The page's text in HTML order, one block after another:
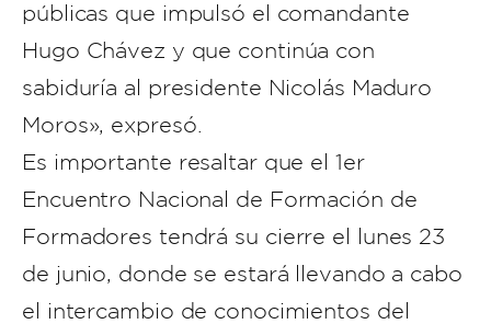
públicas que impulsó el comandante
Hugo Chávez y que continúa con
sabiduría al presidente Nicolás Maduro
Moros», expresó.
Es importante resaltar que el 1er
Encuentro Nacional de Formación de
Formadores tendrá su cierre el lunes 23
de junio, donde se estará llevando a cabo
el intercambio de conocimientos del